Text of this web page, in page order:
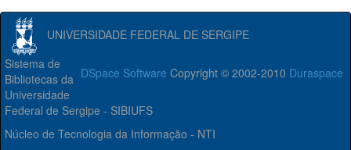
UNIVERSIDADE FEDERAL DE SERGIPE
DSpace Software Copyright © 2002-2010 Duraspace
Sistema de
Bibliotecas da
Universidade
Federal de Sergipe - SIBIUFS
Núcleo de Tecnologia da Informação - NTI